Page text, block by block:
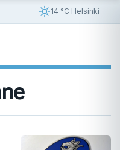
14 °C Helsinki